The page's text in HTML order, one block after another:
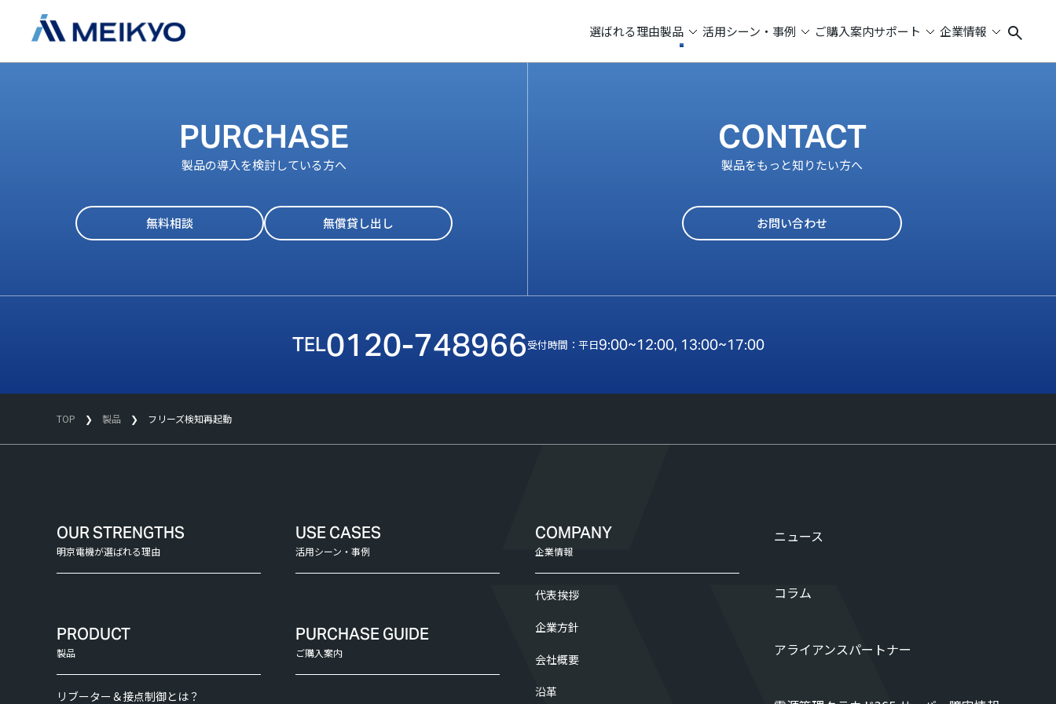
選ばれる理由製品 活用シーン・事例 ご購入案内サポート 企業情報
PURCHASE
製品の導入を検討している方へ
無料相談 無償貸し出し
CONTACT
製品をもっと知りたい方へ
お問い合わせ
0120-748966受付時間：平日9:00~12:00, 13:00~17:00
TOP 製品 フリーズ検知再起動
OUR STRENGTHS
明京電機が選ばれる理由
PRODUCT
製品
リブーター＆接点制御とは？
USE CASES
活用シーン・事例
PURCHASE GUIDE
ご購入案内
COMPANY
企業情報
代表挨拶
企業方針
会社概要
沿革
ニュース
コラム
アライアンスパートナー